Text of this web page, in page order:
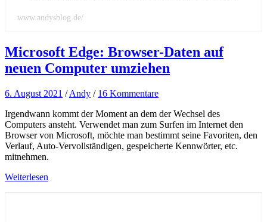
www.andysblog.de/
Microsoft Edge: Browser-Daten auf
neuen Computer umziehen
6. August 2021 /Andy / 16 Kommentare
Irgendwann kommt der Moment an dem der Wechsel des
Computers ansteht. Verwendet man zum Surfen im Internet den
Browser von Microsoft, möchte man bestimmt seine Favoriten, den
Verlauf, Auto-Vervollständigen, gespeicherte Kennwörter, etc.
mitnehmen.
Weiterlesen